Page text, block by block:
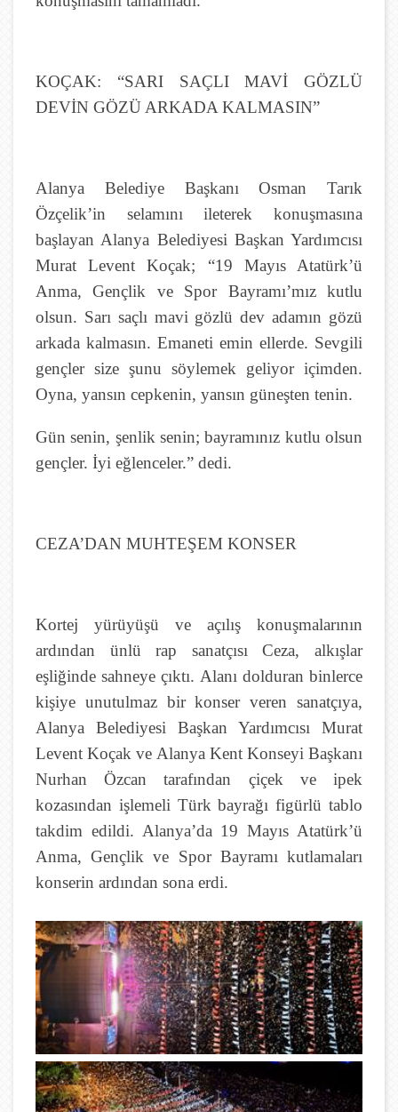
KOÇAK: “SARI SAÇLI MAVİ GÖZLÜ
DEVİN GÖZÜ ARKADA KALMASIN”
Alanya Belediye Başkanı Osman Tarık
Özçelik’in selamını ileterek konuşmasına
başlayan Alanya Belediyesi Başkan Yardımcısı
Murat Levent Koçak; “19 Mayıs Atatürk’ü
Anma, Gençlik ve Spor Bayramı’mız kutlu
olsun. Sarı saçlı mavi gözlü dev adamın gözü
arkada kalmasın. Emaneti emin ellerde. Sevgili
gençler size şunu söylemek geliyor içimden.
Oyna, yansın cepkenin, yansın güneşten tenin.
Gün senin, şenlik senin; bayramınız kutlu olsun
gençler. İyi eğlenceler.” dedi.
CEZA’DAN MUHTEŞEM KONSER
Kortej yürüyüşü ve açılış konuşmalarının
ardından ünlü rap sanatçısı Ceza, alkışlar
eşliğinde sahneye çıktı. Alanı dolduran binlerce
kişiye unutulmaz bir konser veren sanatçıya,
Alanya Belediyesi Başkan Yardımcısı Murat
Levent Koçak ve Alanya Kent Konseyi Başkanı
Nurhan Özcan tarafından çiçek ve ipek
kozasından işlemeli Türk bayrağı figürlü tablo
takdim edildi. Alanya’da 19 Mayıs Atatürk’ü
Anma, Gençlik ve Spor Bayramı kutlamaları
konserin ardından sona erdi.